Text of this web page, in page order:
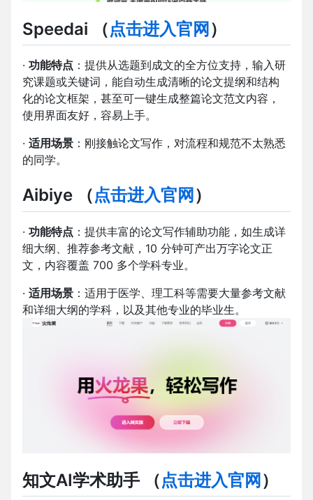
Speedai （点击进入官网 ）
· 功能特点 ：提供从选题到成文的全方位支持，输入研
究课题或关键词，能自动生成清晰的论文提纲和结构
化的论文框架，甚至可一键生成整篇论文范文内容，
使用界面友好，容易上手。
· 适用场景 ：刚接触论文写作，对流程和规范不太熟悉
的同学。
Aibiye （点击进入官网 ）
· 功能特点 ：提供丰富的论文写作辅助功能，如生成详
细大纲、推荐参考文献，10 分钟可产出万字论文正
文，内容覆盖 700 多个学科专业。
· 适用场景 ：适用于医学、理工科等需要大量参考文献
和详细大纲的学科，以及其他专业的毕业生。
知文AI学术助手 （点击进入官网 ）